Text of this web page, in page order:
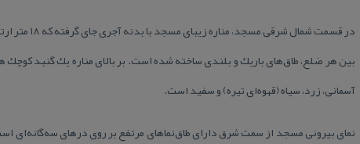
بین هر ضلع، طاق‌های باریك و بلندی ساخته شده است. بر بالای مناره یك گنبد
آسمانی، زرد، سیاه (قهوه‌ای تیره) و سفید است.
نمای بیرونی مسجد از سمت شرق دارای طاق‌نماهای مرتفع بر روی درهای سه‌گانه‌ای